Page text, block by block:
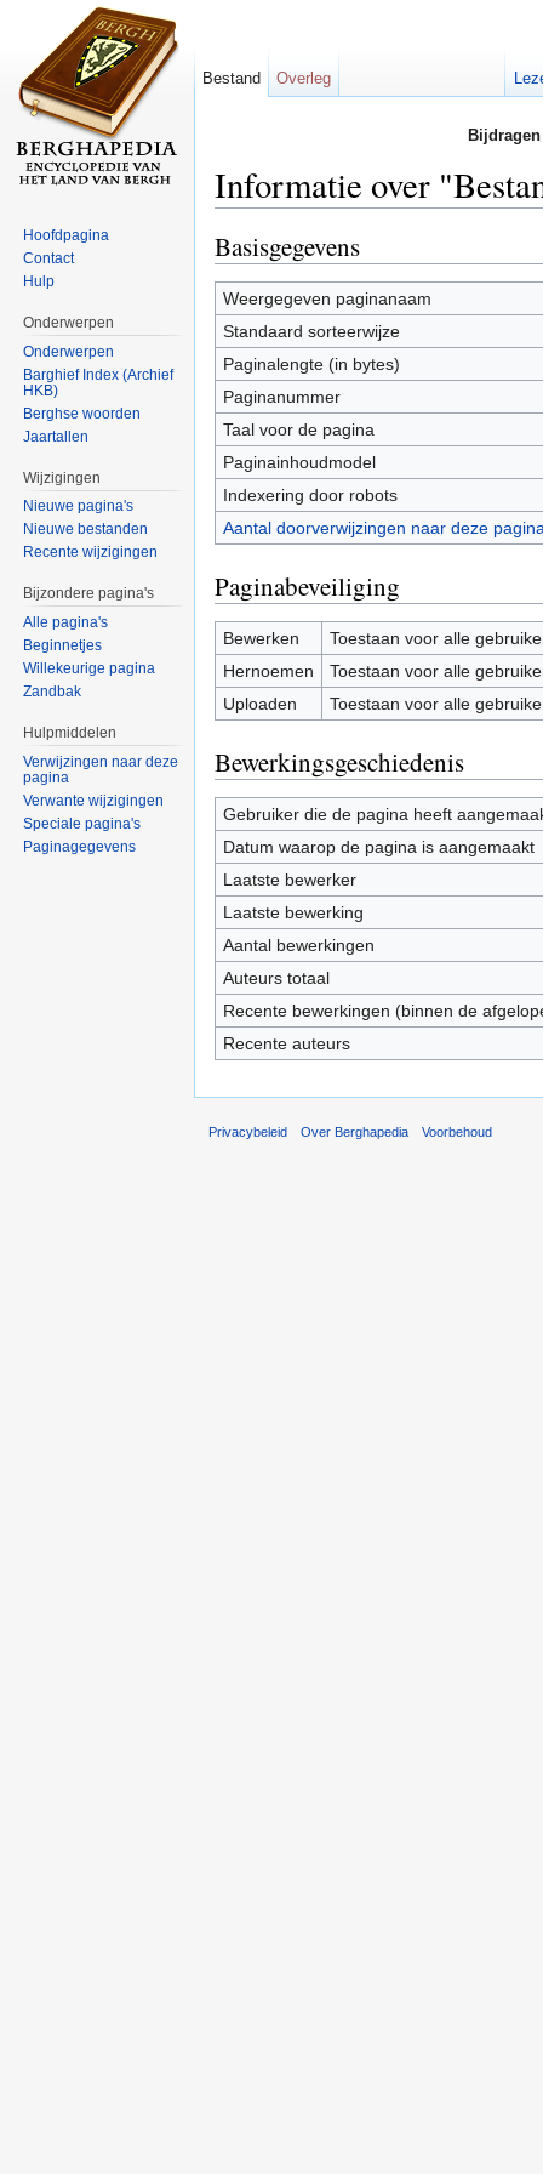
Informatie over
Basisgegevens
Weergegeven paginanaam
Standaard sorteerwijze
Paginalengte (in bytes)
Paginanummer
Taal voor de pagina
Paginainhoudmodel
Indexering door robots
Aantal doorverwijzingen naar deze
Paginabeveiliging
Bewerken
Toestaan voor alle
Hernoemen
Toestaan voor alle
Uploaden
Toestaan voor alle
Bewerkingsgeschiedenis
Gebruiker die de pagina heeft
Datum waarop de pagina is aangemaakt
Laatste bewerker
Laatste bewerking
Aantal bewerkingen
Auteurs totaal
Recente bewerkingen (binnen de
Recente auteurs
Bestand Overleg
Hoofdpagina
Contact
Hulp
Onderwerpen
Onderwerpen
Barghief Index (Archief
HKB)
Berghse woorden
Jaartallen
Wijzigingen
Nieuwe pagina's
Nieuwe bestanden
Recente wijzigingen
Bijzondere pagina's
Alle pagina's
Beginnetjes
Willekeurige pagina
Zandbak
Hulpmiddelen
Verwijzingen naar deze
pagina
Verwante wijzigingen
Speciale pagina's
Paginagegevens
Privacybeleid Over Berghapedia Voorbehoud